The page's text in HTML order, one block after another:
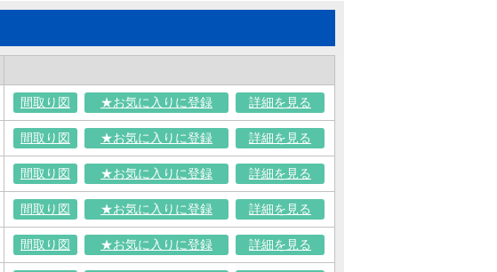
間取り図 ★お気に入りに登録 詳細を見る
間取り図 ★お気に入りに登録 詳細を見る
間取り図 ★お気に入りに登録 詳細を見る
間取り図 ★お気に入りに登録 詳細を見る
間取り図 ★お気に入りに登録 詳細を見る